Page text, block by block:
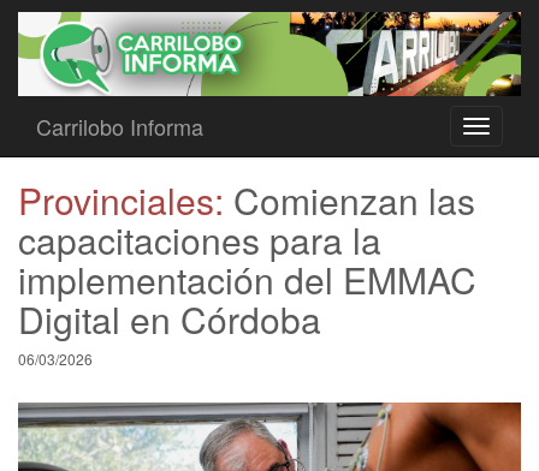
Toggle
Carrilobo Informa
Provinciales: Comienzan las
capacitaciones para la
implementación del EMMAC
Digital en Córdoba
06/03/2026